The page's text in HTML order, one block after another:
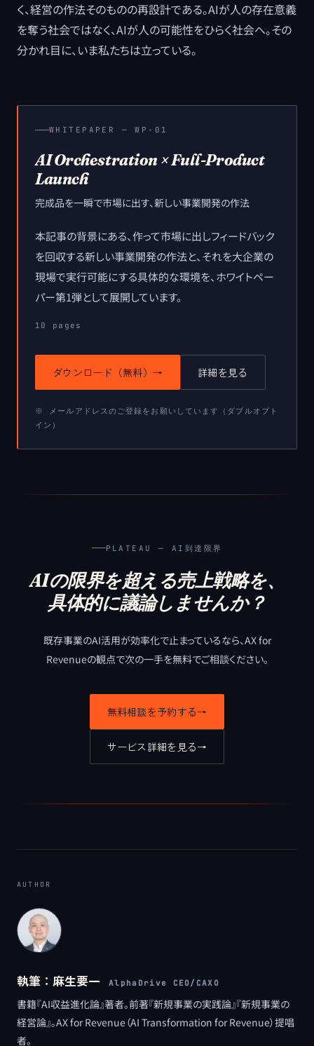
く、経営の作法そのものの再設計である。AIが人の存在意義
を奪う社会ではなく、AIが人の可能性をひらく社会へ。その
分かれ目に、いま私たちは立っている。
WHITEPAPER ─WP-01
AI Orchestration × Full-Product
Launch
完成品を一瞬で市場に出す、新しい事業開発の作法
本記事の背景にある、作って市場に出しフィードバック
を回収する新しい事業開発の作法と、それを大企業の
現場で実行可能にする具体的な環境を、ホワイトペー
パー第1弾として展開しています。
10 pages
ダウンロード（無料） → 詳細を見る
※ メールアドレスのご登録をお願いしています（ダブルオプト
イン）
PLATEAU ─ AI到達限界
AIの限界を超える売上戦略を、
具体的に議論しませんか？
既存事業のAI活用が効率化で止まっているなら、AX for
Revenueの観点で次の一手を無料でご相談ください。
無料相談を予約する→
サービス詳細を見る→
AUTHOR
執筆： 麻生要一 AlphaDrive CEO/CAXO
書籍『AI収益進化論』著者。前著『新規事業の実践論』『新規事業の
経営論』。AX for Revenue（AI Transformation for Revenue）提唱
者。